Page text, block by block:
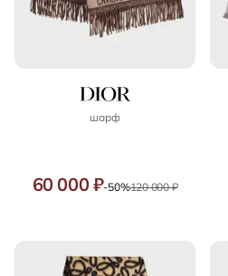
шарф
60 000 ₽-50%120 000 ₽